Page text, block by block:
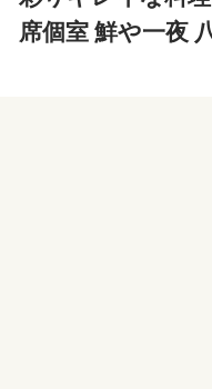
席個室 鮮や一夜